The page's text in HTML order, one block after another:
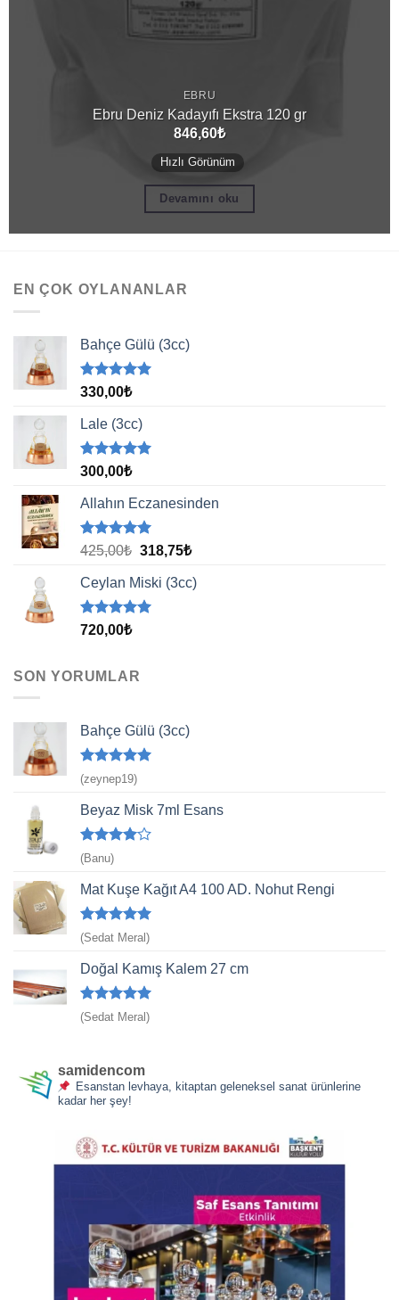
EBRU
Ebru Deniz Kadayıfı Ekstra 120 gr
846,60₺
Hızlı Görünüm
Devamını oku
EN ÇOK OYLANANLAR
Bahçe Gülü (3cc)
5 üzerinden
aldı
330,00₺
Lale (3cc)
5 üzerinden
aldı
300,00₺
Allahın Eczanesinden
5 üzerinden
aldı
425,00₺ Orijinal
425,00₺.
318,75₺Şu
fiyat:
Ceylan Miski (3cc)
5 üzerinden
720,00₺
SON YORUMLAR
Bahçe Gülü (3cc)
5 üzerinden
5
oy aldı
(zeynep19)
Beyaz Misk 7ml Esans
5
üzerinden
4oy aldı
(Banu)
Mat Kuşe Kağıt A4 100 AD. Nohut Rengi
5 üzerinden
5
(Sedat Meral)
Doğal Kamış Kalem 27 cm
5 üzerinden
5
(Sedat Meral)
samidencom
Esanstan levhaya, kitaptan geleneksel sanat ürünlerine
kadar her şey!